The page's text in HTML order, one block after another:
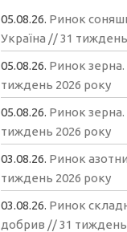
05.08.26. Ринок
Україна // 31
05.08.26. Ринок зерна.
тиждень 2026 року
05.08.26. Ринок зерна.
тиждень 2026 року
03.08.26. Ринок
тиждень 2026 року
03.08.26. Ринок
добрив // 31 тиждень